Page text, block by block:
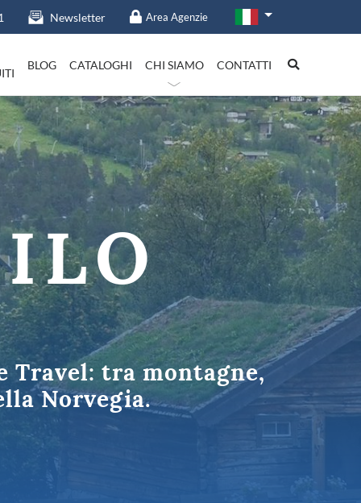
Newsletter Area Agenzie
in evidenza
Lazio
Umbria
BLOG CATALOGHI CHI SIAMO CONTATTI
Travel: tra montagne,
Norvegia.